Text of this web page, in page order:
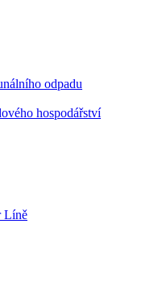
odpadu
hospodářství
Líně